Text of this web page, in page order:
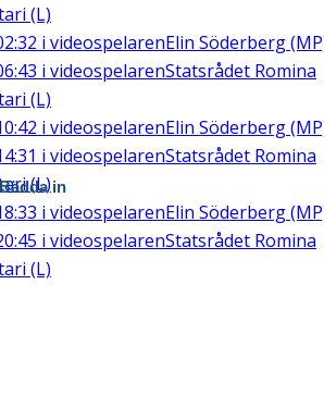
(L)
i videospelarenElin Söderberg
i videospelarenStatsrådet Romina
(L)
i videospelarenElin Söderberg
i videospelarenStatsrådet Romina
(L)
i videospelarenElin Söderberg
i videospelarenStatsrådet Romina
(L)
in